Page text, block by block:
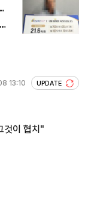
13:10 UPDATE
것이 협치"